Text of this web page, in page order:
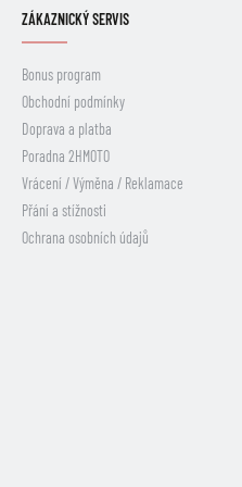
ZÁKAZNICKÝ SERVIS
Bonus program
Obchodní podmínky
Doprava a platba
Poradna 2HMOTO
Vrácení / Výměna / Reklamace
Přání a stížnosti
Ochrana osobních údajů